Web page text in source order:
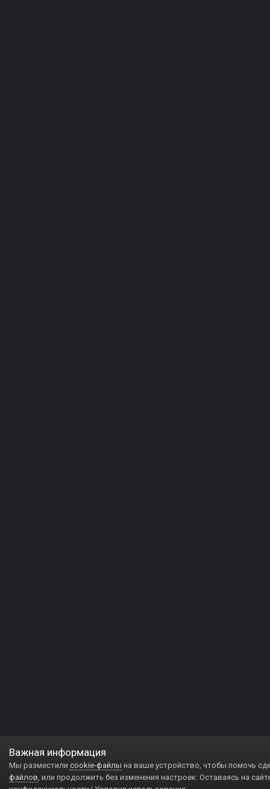
Важная информация
Мы разместили cookie-файлы на ваше устройство, чтобы помочь
файлов, или продолжить без изменения настроек. Оставаясь на